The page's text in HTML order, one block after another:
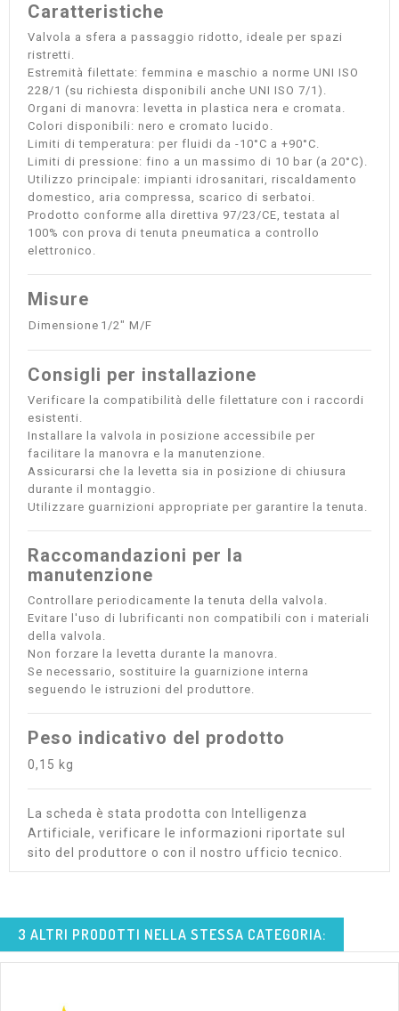
Caratteristiche
Valvola a sfera a passaggio ridotto, ideale per spazi
ristretti.
Estremità filettate: femmina e maschio a norme UNI ISO
228/1 (su richiesta disponibili anche UNI ISO 7/1).
Organi di manovra: levetta in plastica nera e cromata.
Colori disponibili: nero e cromato lucido.
Limiti di temperatura: per fluidi da -10°C a +90°C.
Limiti di pressione: fino a un massimo di 10 bar (a 20°C).
Utilizzo principale: impianti idrosanitari, riscaldamento
domestico, aria compressa, scarico di serbatoi.
Prodotto conforme alla direttiva 97/23/CE, testata al
100% con prova di tenuta pneumatica a controllo
elettronico.
Misure
Dimensione 1/2" M/F
Consigli per installazione
Verificare la compatibilità delle filettature con i raccordi
esistenti.
Installare la valvola in posizione accessibile per
facilitare la manovra e la manutenzione.
Assicurarsi che la levetta sia in posizione di chiusura
durante il montaggio.
Utilizzare guarnizioni appropriate per garantire la tenuta.
Raccomandazioni per la
manutenzione
Controllare periodicamente la tenuta della valvola.
Evitare l'uso di lubrificanti non compatibili con i materiali
della valvola.
Non forzare la levetta durante la manovra.
Se necessario, sostituire la guarnizione interna
seguendo le istruzioni del produttore.
Peso indicativo del prodotto
0,15 kg
La scheda è stata prodotta con Intelligenza
Artificiale, verificare le informazioni riportate sul
sito del produttore o con il nostro ufficio tecnico.
3 ALTRI PRODOTTI NELLA STESSA CATEGORIA: